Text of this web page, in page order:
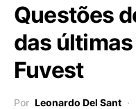
Questões
das
Fuvest
Por Leonardo Del Sant